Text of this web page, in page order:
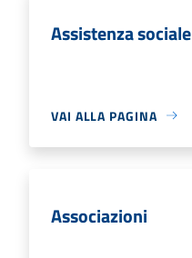
Assistenza sociale
VAI ALLA PAGINA
Associazioni